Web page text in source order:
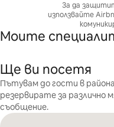
За да
използвайте
Моите
Ще ви посетя
Пътувам до гости в
резервирате за
съобщение.